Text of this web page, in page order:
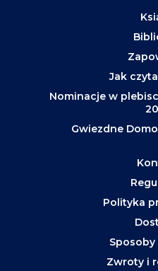
Jak
Nominacje w
Gwiezdne
Polityka
Sposoby
Zwroty i